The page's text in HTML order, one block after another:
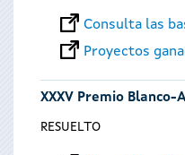
Consulta las
Proyectos
XXXV Premio
RESUELTO